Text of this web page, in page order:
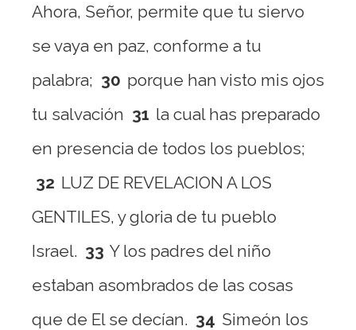
Ahora, Señor, permite que tu siervo
se vaya en paz, conforme a tu
palabra; 30 porque han visto mis ojos
tu salvación 31 la cual has preparado
en presencia de todos los pueblos;
32 LUZ DE REVELACION A LOS
GENTILES, y gloria de tu pueblo
Israel. 33 Y los padres del niño
estaban asombrados de las cosas
que de El se decían. 34 Simeón los